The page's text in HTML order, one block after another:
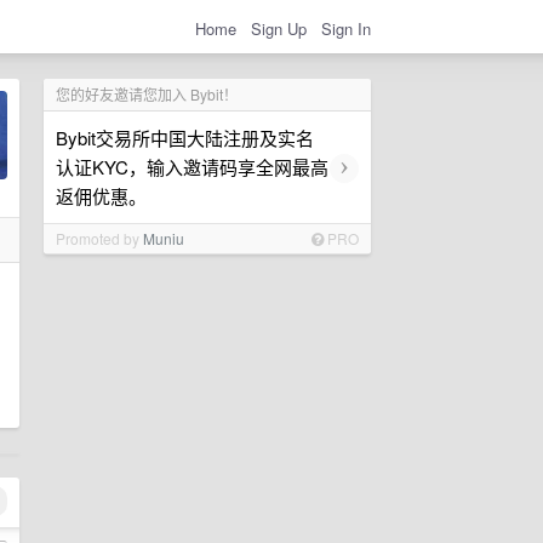
Home Sign Up Sign In
您的好友邀请您加入 Bybit！
Bybit交易所中国大陆注册及实名
认证KYC，输入邀请码享全网最高
返佣优惠。
›
Promoted by Muniu PRO